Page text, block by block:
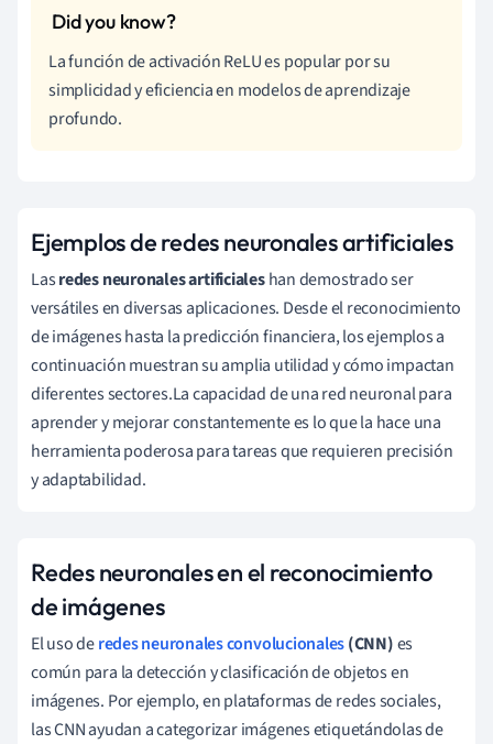
La función de activación ReLU es popular por su
simplicidad y eficiencia en modelos de aprendizaje
profundo.
Ejemplos de redes neuronales artificiales
Lasredes neuronales artificialeshan demostrado ser
versátiles en diversas aplicaciones. Desde el reconocimiento
de imágenes hasta la predicción financiera, los ejemplos a
continuación muestran su amplia utilidad y cómo impactan
diferentes sectores.La capacidad de una red neuronal para
aprender y mejorar constantemente es lo que la hace una
herramienta poderosa para tareas que requieren precisión
y adaptabilidad.
Redes neuronales en el reconocimiento
de imágenes
El uso deredes neuronales convolucionales(CNN)es
común para la detección y clasificación de objetos en
imágenes. Por ejemplo, en plataformas de redes sociales,
las CNN ayudan a categorizar imágenes etiquetándolas de